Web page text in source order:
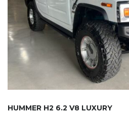
HUMMER H2 6.2 V8 LUXURY